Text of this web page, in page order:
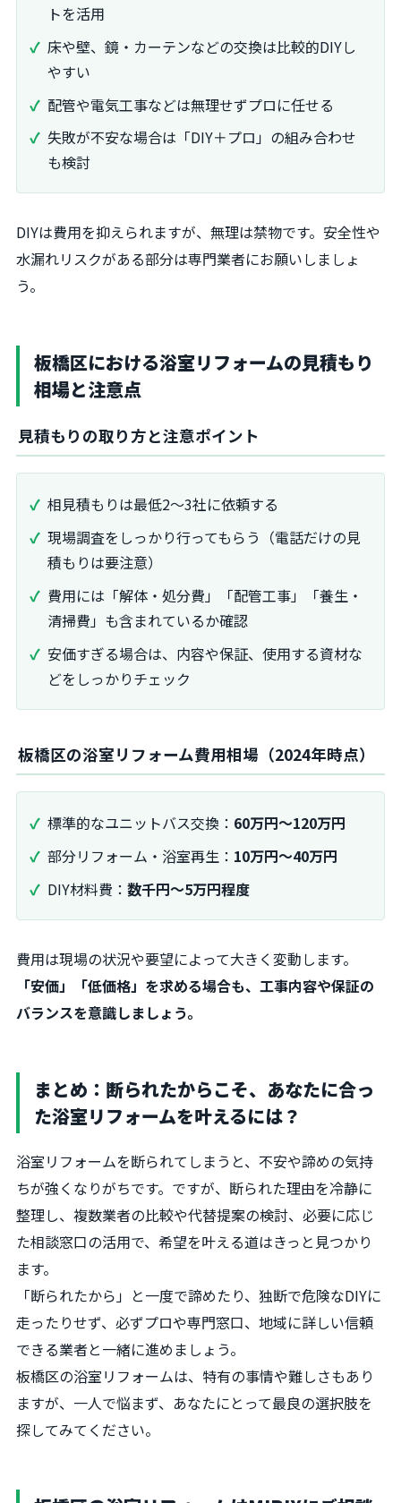
トを活用
床や壁、鏡・カーテンなどの交換は比較的DIYし
やすい
配管や電気工事などは無理せずプロに任せる
失敗が不安な場合は「DIY＋プロ」の組み合わせ
も検討
DIYは費用を抑えられますが、無理は禁物です。安全性や
水漏れリスクがある部分は専門業者にお願いしましょ
う。
板橋区における浴室リフォームの見積もり
相場と注意点
見積もりの取り方と注意ポイント
相見積もりは最低2～3社に依頼する
現場調査をしっかり行ってもらう（電話だけの見
積もりは要注意）
費用には「解体・処分費」「配管工事」「養生・
清掃費」も含まれているか確認
安価すぎる場合は、内容や保証、使用する資材な
どをしっかりチェック
板橋区の浴室リフォーム費用相場（2024年時点）
標準的なユニットバス交換： 60万円～120万円
部分リフォーム・浴室再生： 10万円～40万円
DIY材料費： 数千円～5万円程度
費用は現場の状況や要望によって大きく変動します。
「安価」「低価格」を求める場合も、工事内容や保証の
バランスを意識しましょう。
まとめ：断られたからこそ、あなたに合っ
た浴室リフォームを叶えるには？
浴室リフォームを断られてしまうと、不安や諦めの気持
ちが強くなりがちです。ですが、断られた理由を冷静に
整理し、複数業者の比較や代替提案の検討、必要に応じ
た相談窓口の活用で、希望を叶える道はきっと見つかり
ます。
「断られたから」と一度で諦めたり、独断で危険なDIYに
走ったりせず、必ずプロや専門窓口、地域に詳しい信頼
できる業者と一緒に進めましょう。
板橋区の浴室リフォームは、特有の事情や難しさもあり
ますが、一人で悩まず、あなたにとって最良の選択肢を
探してみてください。